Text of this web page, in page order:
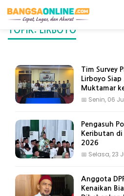
TOPIK: LIRBOYO
Tim Survey
Lirboyo
Muktamar
📅 Senin, 06
Pengasuh
Keributan di
2026
📅 Selasa, 23
Anggota
Kenaikan